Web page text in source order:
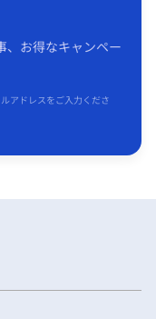
、お得なキャンペー
アドレスをご入力くださ